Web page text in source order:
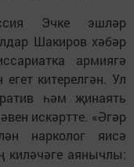
Эчке эшләр
Шакиров хәбәр
армиягә
китерелгән. Ул
һәм җинаять
искәртте. «Әгәр
нарколог яисә
киләчәге аянычлы: